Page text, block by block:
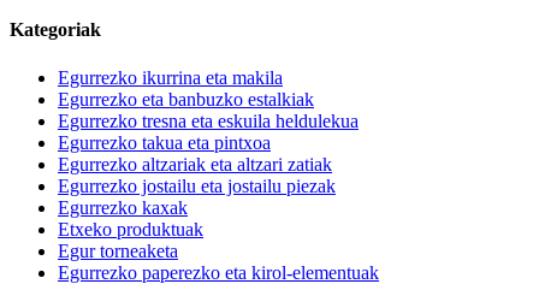
Kategoriak
Egurrezko ikurrina eta makila
Egurrezko eta banbuzko estalkiak
Egurrezko tresna eta eskuila heldulekua
Egurrezko takua eta pintxoa
Egurrezko altzariak eta altzari zatiak
Egurrezko jostailu eta jostailu piezak
Egurrezko kaxak
Etxeko produktuak
Egur torneaketa
Egurrezko paperezko eta kirol-elementuak